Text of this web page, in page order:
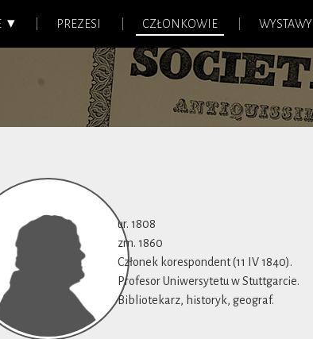
PREZESI CZŁONKOWIE WYSTAWY
ur. 1808
zm. 1860
Członek korespondent (11 IV 1840).
Profesor Uniwersytetu w Stuttgarcie.
Bibliotekarz, historyk, geograf.